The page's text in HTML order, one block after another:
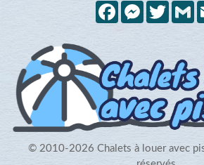
FacebookMessenger
Twitter
© 2010-2026 Chalets à louer avec